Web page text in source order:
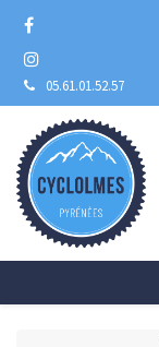
05.61.01.52.57